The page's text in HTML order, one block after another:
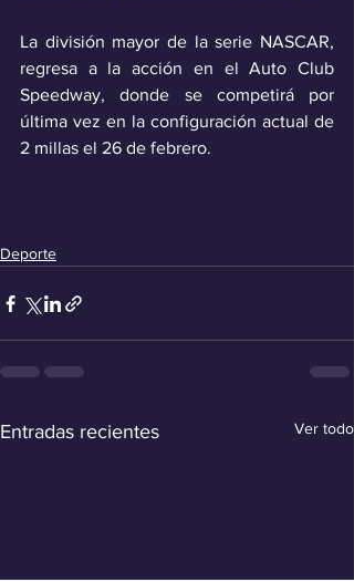
La división mayor de la serie NASCAR,
regresa a la acción en el Auto Club
Speedway, donde se competirá por
última vez en la configuración actual de
2 millas el 26 de febrero.
Deporte
Entradas recientes Ver todo